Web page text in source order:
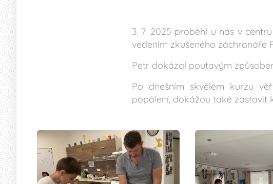
3. 7. 2025 proběhl u nás v
vedením zkušeného
Petr dokázal poutavým
Po dnešním skvělém kurzu
popálení, dokážou také zastavit